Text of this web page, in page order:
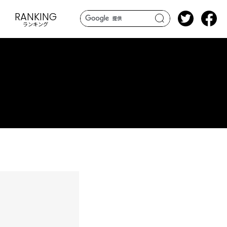
search
RANKING
ランキング